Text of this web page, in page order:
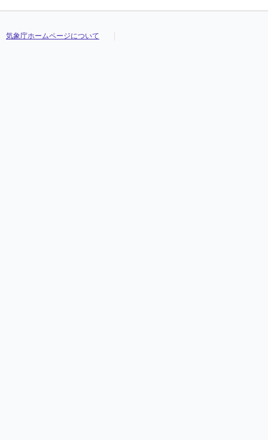
気象庁ホームページについて